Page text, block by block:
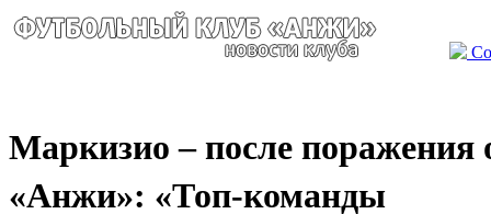
Маркизио – после поражения
«Анжи»: «Топ-команды